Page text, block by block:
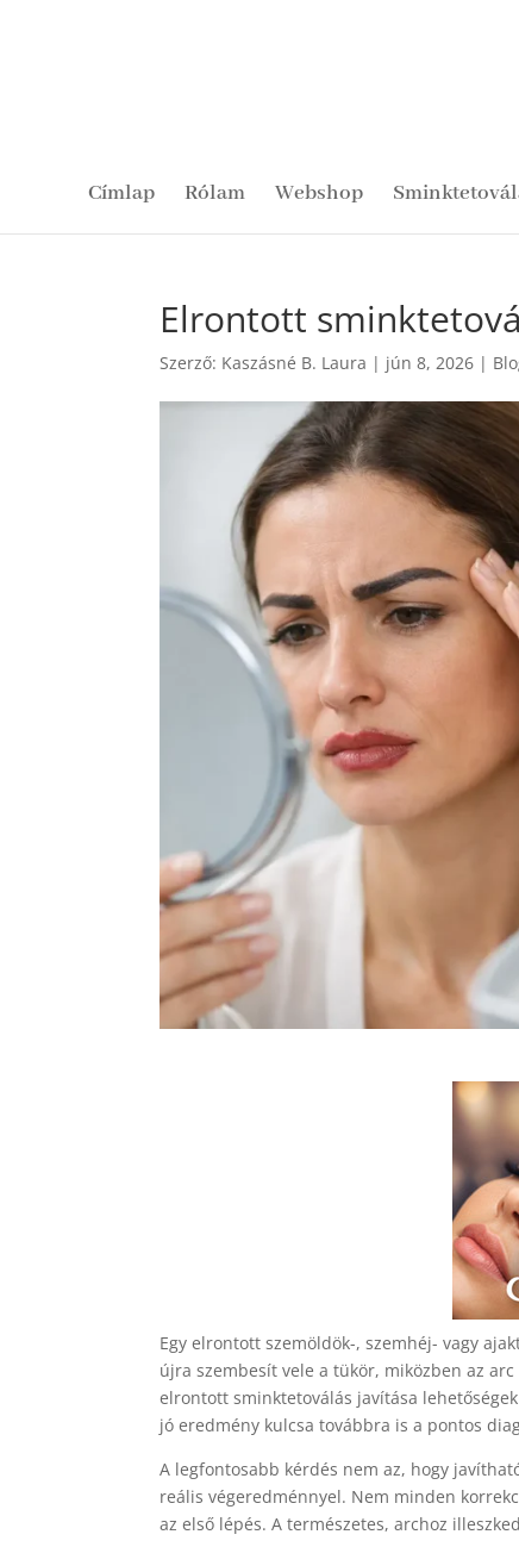
Címlap Rólam Webshop
Elrontott
Szerző: Kaszásné B. Laura | jún 8, 2026 |
Egy elrontott szemöldök-, szemhéj- vagy
újra szembesít vele a tükör, miközben az
elrontott sminktetoválás javítása
jó eredmény kulcsa továbbra is a pontos
A legfontosabb kérdés nem az, hogy
reális végeredménnyel. Nem minden
az első lépés. A természetes, archoz